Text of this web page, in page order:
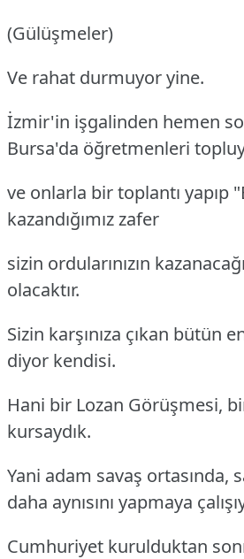
(Gülüşmeler)
Ve rahat durmuyor yine.
İzmir'in işgalinden hemen
Bursa'da öğretmenleri
ve onlarla bir toplantı yapıp
kazandığımız zafer
sizin ordularınızın
olacaktır.
Sizin karşınıza çıkan bütün
diyor kendisi.
Hani bir Lozan Görüşmesi,
kursaydık.
Yani adam savaş ortasında,
daha aynısını yapmaya
Cumhuriyet kurulduktan